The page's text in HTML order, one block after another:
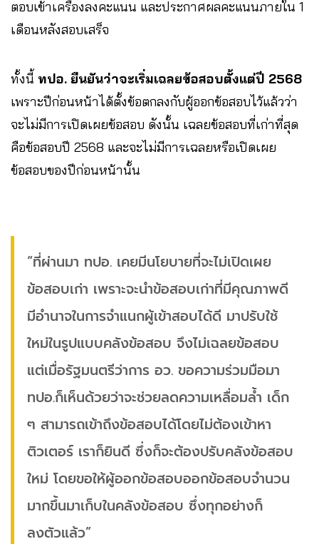
ตอบเข้าเครื่องลงคะแนน และประกาศผลคะแนนภายใน 1
เดือนหลังสอบเสร็จ
ทั้งนี้ ทปอ. ยืนยันว่าจะเริ่มเฉลยข้อสอบตั้งแต่ปี 2568
เพราะปีก่อนหน้าได้ตั้งข้อตกลงกับผู้ออกข้อสอบไว้แล้วว่า
จะไม่มีการเปิดเผยข้อสอบ ดังนั้น เฉลยข้อสอบที่เก่าที่สุด
คือข้อสอบปี 2568 และจะไม่มีการเฉลยหรือเปิดเผย
ข้อสอบของปีก่อนหน้านั้น
“ที่ผ่านมา ทปอ. เคยมีนโยบายที่จะไม่เปิดเผย
ข้อสอบเก่า เพราะจะนำข้อสอบเก่าที่มีคุณภาพดี
มีอำนาจในการจำแนกผู้เข้าสอบได้ดี มาปรับใช้
ใหม่ในรูปแบบคลังข้อสอบ จึงไม่เฉลยข้อสอบ
แต่เมื่อรัฐมนตรีว่าการ อว. ขอความร่วมมือมา
ทปอ.ก็เห็นด้วยว่าจะช่วยลดความเหลื่อมล้ำ เด็ก
ๆ สามารถเข้าถึงข้อสอบได้โดยไม่ต้องเข้าหา
ติวเตอร์ เราก็ยินดี ซึ่งก็จะต้องปรับคลังข้อสอบ
ใหม่ โดยขอให้ผู้ออกข้อสอบออกข้อสอบจำนวน
มากขึ้นมาเก็บในคลังข้อสอบ ซึ่งทุกอย่างก็
ลงตัวแล้ว”